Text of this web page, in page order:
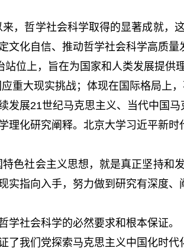
哲学社会科学取得的显著成就，
化自信、推动哲学社会科学高质量
位上，旨在为国家和人类发展提供
重大现实挑战；体现在国际格局上
展21世纪马克思主义、当代中国马
化研究阐释。北京大学习近平新时
社会主义思想，就是真正坚持和
实指向入手，努力做到研究有深度
社会科学的必然要求和根本保证。
我们党探索马克思主义中国化时代